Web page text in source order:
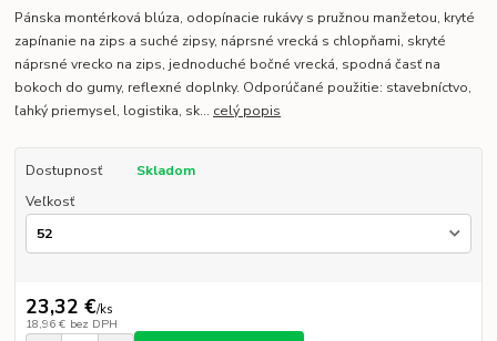
Pánska montérková blúza, odopínacie rukávy s pružnou manžetou, kryté
zapínanie na zips a suché zipsy, náprsné vrecká s chlopňami, skryté
náprsné vrecko na zips, jednoduché bočné vrecká, spodná časť na
bokoch do gumy, reflexné doplnky. Odporúčané použitie: stavebníctvo,
ľahký priemysel, logistika, sk... celý popis
Dostupnosť
Skladom
Veľkosť
23,32 €/ks
18,96 € bez DPH